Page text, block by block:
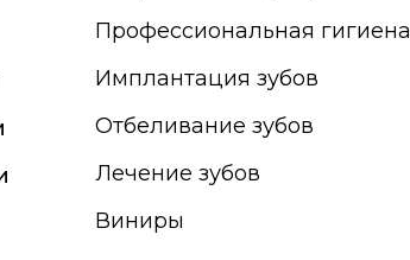
Профессиональная гигиена
Имплантация зубов
Отбеливание зубов
Лечение зубов
Виниры